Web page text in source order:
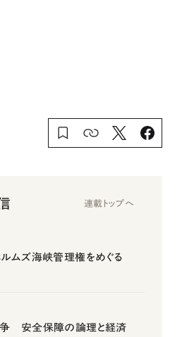
連載トップへ
ルムズ海峡管理権をめぐる
安全保障の論理と経済